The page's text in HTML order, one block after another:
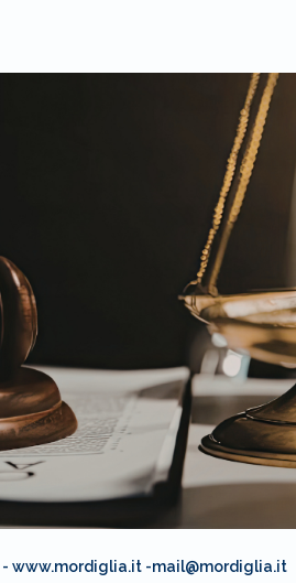
www.mordiglia.it -mail@mordiglia.it